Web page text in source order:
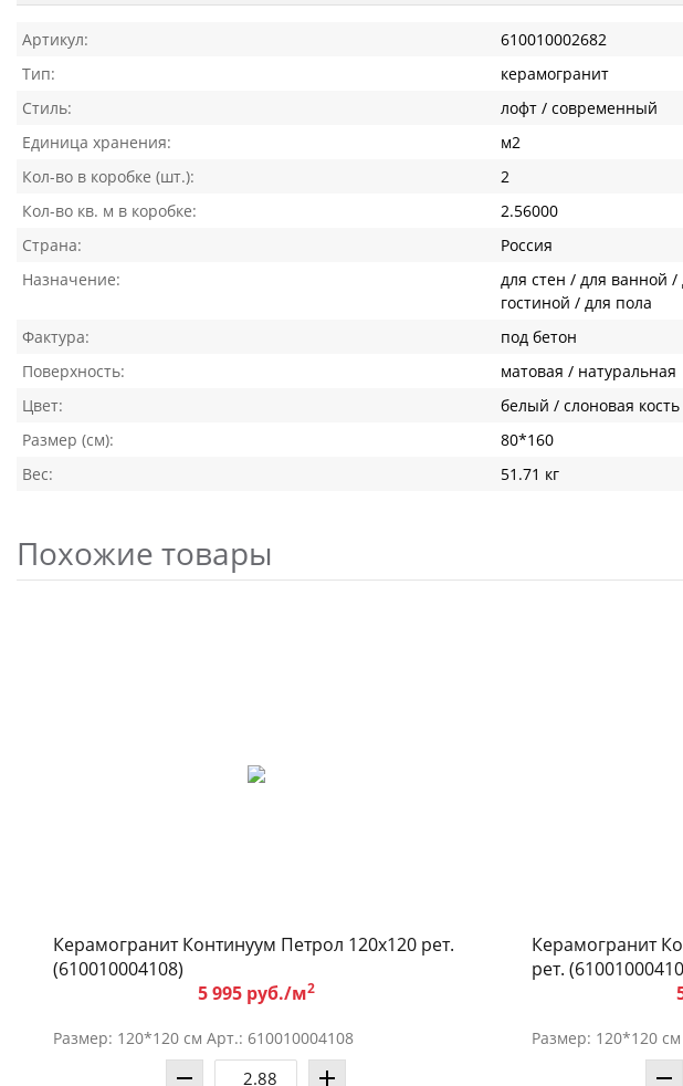
Артикул:
610010002682
Тип:
керамогранит
Стиль:
лофт / современный
Единица хранения:
м2
Кол-во в коробке (шт.):
2
Кол-во кв. м в коробке:
2.56000
Страна:
Россия
Назначение:
для стен / для ванной
гостиной / для пола
Фактура:
под бетон
Поверхность:
матовая / натуральная
Цвет:
белый / слоновая кость
Размер (см):
80*160
Вес:
51.71 кг
Похожие товары
Керамогранит Континуум Петрол 120x120 рет.
(610010004108)
5 995 руб./м2
Размер: 120*120 см Арт.: 610010004108
Керамогранит
рет.
Размер: 120*120